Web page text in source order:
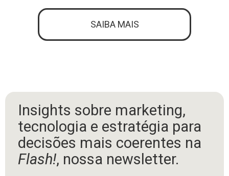
SAIBA MAIS
Insights sobre marketing,
tecnologia e estratégia para
decisões mais coerentes na
Flash!, nossa newsletter.